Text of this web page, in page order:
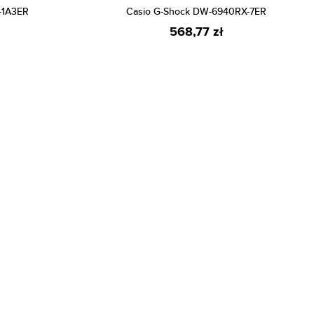
Casio G-Shock DW-6940RX-7ER
568,77 zł